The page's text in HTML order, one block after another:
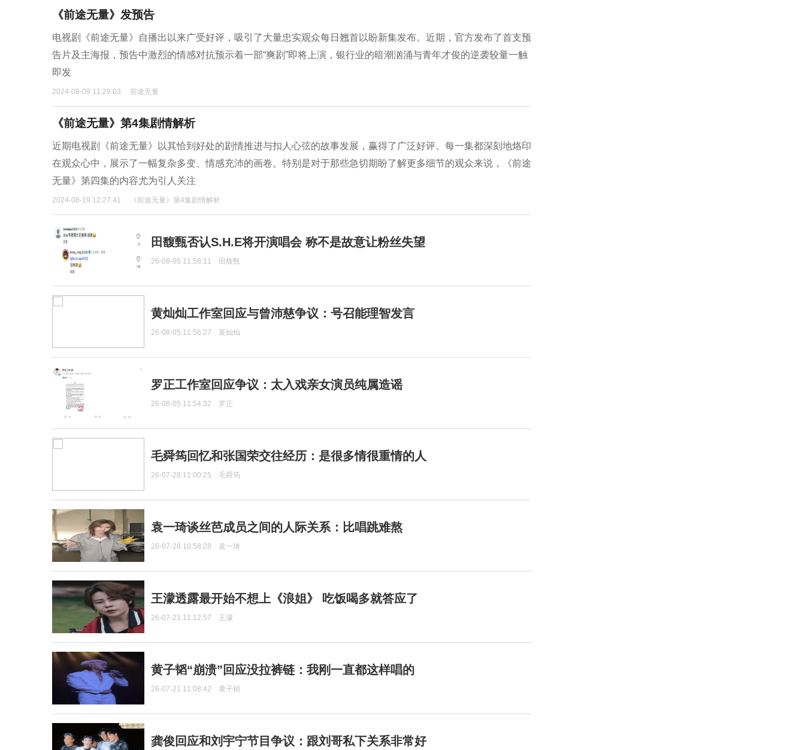
《前途无量》发预告
电视剧《前途无量》自播出以来广受好评，吸引了大量忠实观众每日翘首以盼新集发布。近期，官方发布了首支预
告片及主海报，预告中激烈的情感对抗预示着一部“爽剧”即将上演，银行业的暗潮汹涌与青年才俊的逆袭较量一触
即发
2024-08-09 11:29:03 前途无量
《前途无量》第4集剧情解析
近期电视剧《前途无量》以其恰到好处的剧情推进与扣人心弦的故事发展，赢得了广泛好评。每一集都深刻地烙印
在观众心中，展示了一幅复杂多变、情感充沛的画卷。特别是对于那些急切期盼了解更多细节的观众来说，《前途
无量》第四集的内容尤为引人关注
2024-08-19 12:27:41 《前途无量》第4集剧情解析
田馥甄否认S.H.E将开演唱会 称不是故意让粉丝失望
26-08-05 11:58:11 田馥甄
黄灿灿工作室回应与曾沛慈争议：号召能理智发言
26-08-05 11:56:27 黄灿灿
罗正工作室回应争议：太入戏亲女演员纯属造谣
26-08-05 11:54:32 罗正
毛舜筠回忆和张国荣交往经历：是很多情很重情的人
26-07-28 11:00:25 毛舜筠
袁一琦谈丝芭成员之间的人际关系：比唱跳难熬
26-07-28 10:58:28 袁一琦
王濛透露最开始不想上《浪姐》 吃饭喝多就答应了
26-07-21 11:12:57 王濛
黄子韬“崩溃”回应没拉裤链：我刚一直都这样唱的
26-07-21 11:08:42 黄子韬
龚俊回应和刘宇宁节目争议：跟刘哥私下关系非常好